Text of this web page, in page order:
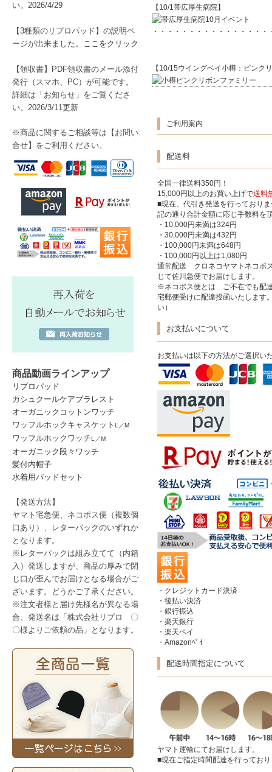
【10/1帯広厚生病院】
・・・・・・・・・・・・・・・
【10/15ウイングベイ小樽：ピンク
ご利用案内
配送料
全国一律送料350円！
15,000円以上のお買い上げで送料
■現在、代引き発送を行っており
記の通り合計金額に応じ手数料を
・10,000円未満は324円
・30,000円未満は432円
・100,000円未満は648円
・100,000円以上は1,080円
通常配送 クロネコヤマトネコポ
じて佐川急便でお届けします。
※ネコポス便とは ご不在でも配
宅郵便受けに配達投函いたします
い）
お支払いについて
お支払いは以下の方法がご選択い
・クレジットカード決済
・後払い決済
・銀行振込
・楽天銀行
・楽天ペイ
・Amazonﾍﾟｲ
配送時間指定について
ヤマト運輸にてお届けします。
■現在ご指定時間配達を行ってお
い。2026/4/29
【3種類のリプロパッド】の説明ペ
ージが出来ました。 ここをクリック
【領収書】PDF領収書のメール添付
発行（スマホ、PC）が可能です。
詳細は「お知らせ」をご覧くださ
い。2026/3/11更新
※商品に関するご相談等は【 お問い
合せ】をご利用ください。
商品動画ラインアップ
リプロパッド
カシュクールケアブラレスト
オーガニックコットンワッチ
ワッフルホックキャスケット L ／M
ワッフルホックワッチL ／M
オーガニック段々ワッチ
髪付内帽子
水着用パッドセット
【発送方法】
ヤマト宅急便、ネコポス便 （複数個
口あり） 、レターパックのいずれか
となります。
※レターパックは組み立てて（内箱
入）発送しますが、商品の厚みで閉
じ口が歪んでお届けとなる場合がご
ざいます。どうかご了承ください。
※注文者様と届け先様名が異なる場
合、発送名は「株式会社リプロ 〇
〇様よりご依頼の品」となります。